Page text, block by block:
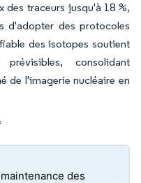
traceurs jusqu'à 18 %,
d'adopter des protocoles
des isotopes soutient
consolidant
de l'imagerie nucléaire en
des